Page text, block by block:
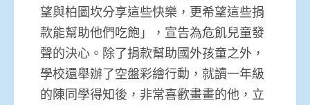
望與柏圖坎分享這些快樂，更希望這些捐
款能幫助他們吃飽」，宣告為危飢兒童發
聲的決心。除了捐款幫助國外孩童之外，
學校還舉辦了空盤彩繪行動，就讀一年級
的陳同學得知後，非常喜歡畫畫的他，立